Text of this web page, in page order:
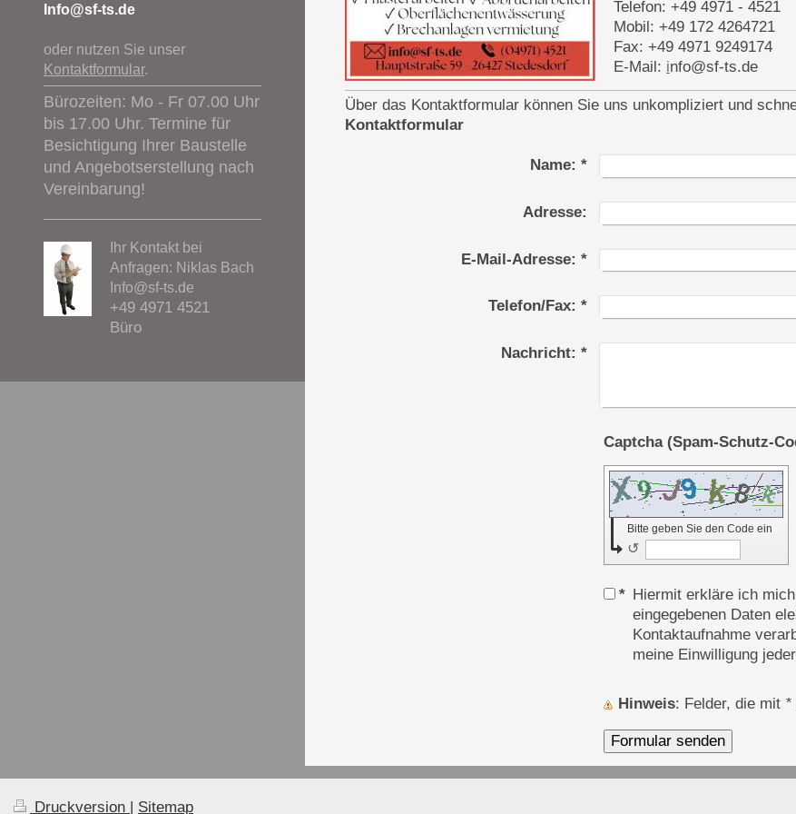
Telefon: +49 4971 - 4521
Mobil: +49 172 4264721
Fax: +49 4971 9249174
E-Mail: info@sf-ts.de
Über das Kontaktformular können Sie uns unkompliziert und
Kontaktformular
Name: *
Adresse:
E-Mail-Adresse: *
Telefon/Fax: *
Nachricht: *
Bitte geben Sie den Code ein
↺
* Hiermit erkläre ich
eingegebenen Daten
Kontaktaufnahme
meine Einwilligung
Hinweis : Felder, die mit *
Info@sf-ts.de
oder nutzen Sie unser
Kontaktformular.
Bürozeiten: Mo - Fr 07.00 Uhr
bis 17.00 Uhr. Termine für
Besichtigung Ihrer Baustelle
und Angebotserstellung nach
Vereinbarung!
Ihr Kontakt bei
Anfragen: Niklas Bach
Info@sf-ts.de
+49 4971 4521
Büro
Druckversion | Sitemap